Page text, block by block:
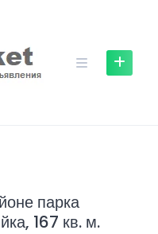
парка
167 кв. м.